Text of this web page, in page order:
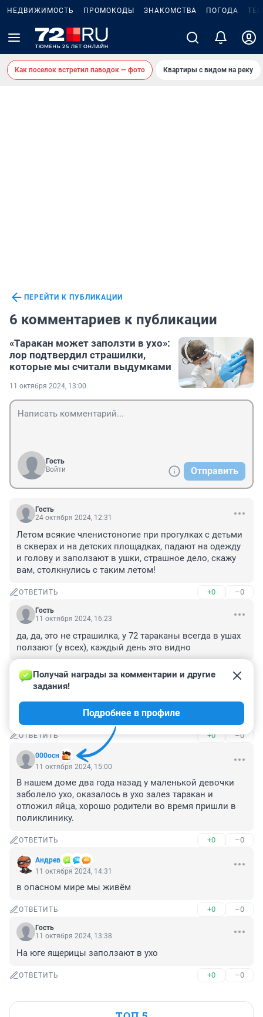
НЕДВИЖИМОСТЬ ПРОМОКОДЫ ЗНАКОМСТВА ПОГОДА
Как поселок встретил паводок — фото Квартиры с видом на реку
ПЕРЕЙТИ К ПУБЛИКАЦИИ
6 комментариев к публикации
«Таракан может заползти в ухо»:
лор подтвердил страшилки,
которые мы считали выдумками
11 октября 2024, 13:00
Гость
Войти
Отправить
Гость
24 октября 2024, 12:31
Летом всякие членистоногие при прогулках с детьми
в скверах и на детских площадках, падают на одежду
и голову и заползают в ушки, страшное дело, скажу
вам, столкнулись с таким летом!
ОТВЕТИТЬ +0 –0
Гость
11 октября 2024, 16:23
да, да, это не страшилка, у 72 тараканы всегда в ушах
ползают (у всех), каждый день это видно
ОТВЕТИТЬ –0
Гость
уши запенил 20ть лет назад и ляля
ОТВЕТИТЬ +0 –0
000осн
Получай награды за комментарии и другие
задания!
Подробнее в профиле
11 октября 2024, 15:00
В нашем доме два года назад у маленькой девочки
заболело ухо, оказалось в ухо залез таракан и
отложил яйца, хорошо родители во время пришли в
поликлинику.
ОТВЕТИТЬ +0 –0
Андрев
11 октября 2024, 14:31
в опасном мире мы живём
ОТВЕТИТЬ +0 –0
Гость
11 октября 2024, 13:38
На юге ящерицы заползают в ухо
ОТВЕТИТЬ +0 –0